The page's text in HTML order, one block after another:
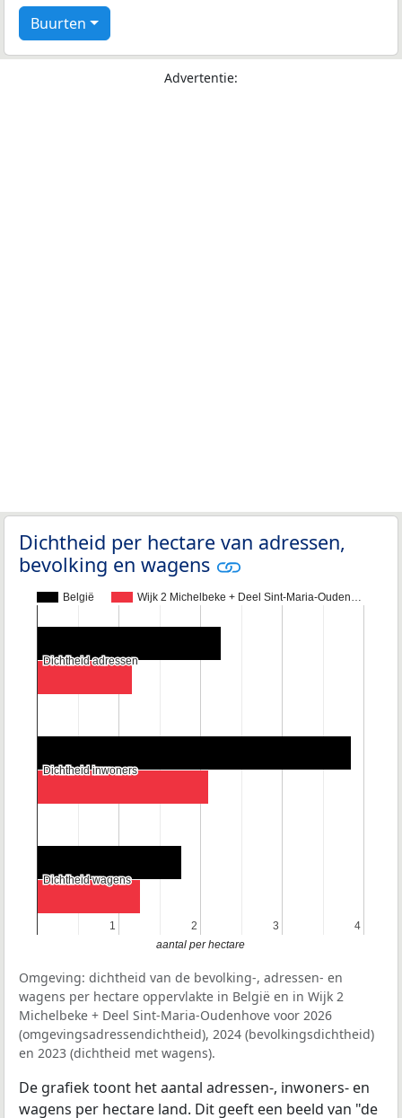
Buurten
Advertentie:
Dichtheid per hectare van adressen,
bevolking en wagens
België Wijk 2 Michelbeke + Deel Sint-Maria-Ouden…
1
1 2
2 3
3 4
4
Dichtheid adressen
Dichtheid adressen
Dichtheid inwoners
Dichtheid inwoners
Dichtheid wagens
Dichtheid wagens
aantal per hectare
Omgeving: dichtheid van de bevolking-, adressen- en
wagens per hectare oppervlakte in België en in Wijk 2
Michelbeke + Deel Sint-Maria-Oudenhove voor 2026
(omgevingsadressendichtheid), 2024 (bevolkingsdichtheid)
en 2023 (dichtheid met wagens).
De grafiek toont het aantal adressen-, inwoners- en
wagens per hectare land. Dit geeft een beeld van "de